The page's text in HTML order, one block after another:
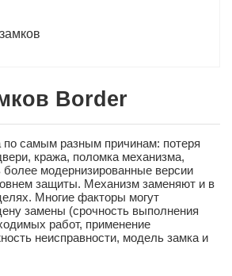
Border
самым разным причинам: потеря
кража, поломка механизма,
более модернизированные версии
защиты. Механизм заменяют и в
Многие факторы могут
замены (срочность выполнения
работ, применение
неисправности, модель замка и